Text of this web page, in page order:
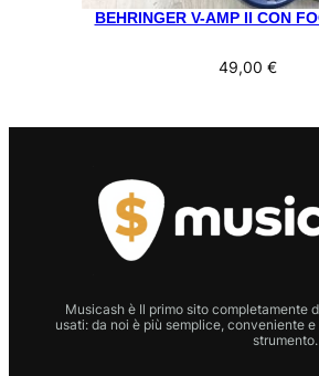
BEHRINGER V-AMP II CON
49,00 €
Musicash è Il primo sito completamente
usati: da noi è più semplice, conveniente
strumento.